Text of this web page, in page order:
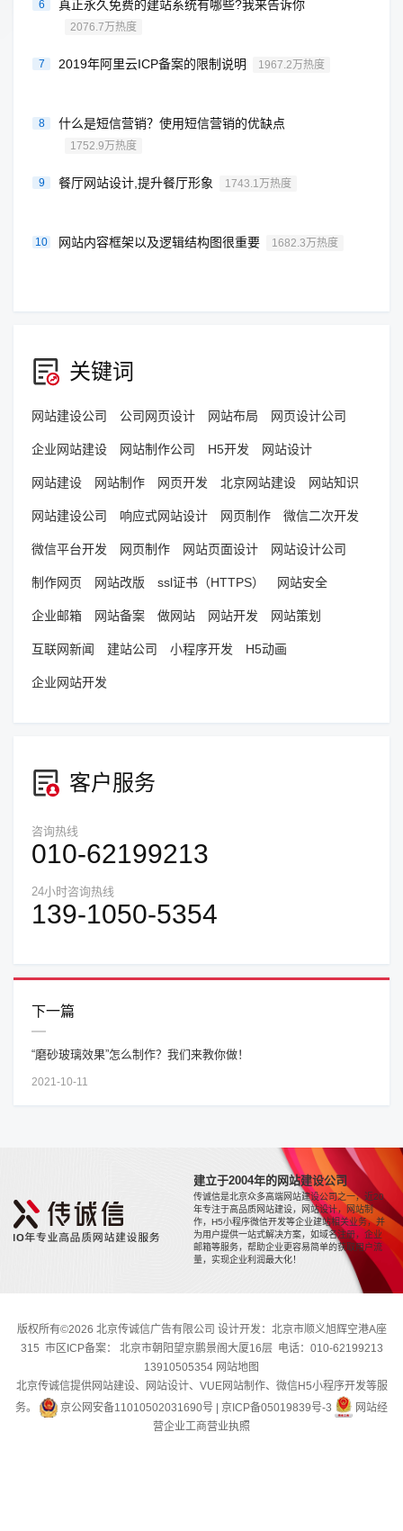
6 真正永久免费的建站系统有哪些?我来告诉你
2076.7万热度
7 2019年阿里云ICP备案的限制说明 1967.2万热度
8 什么是短信营销？使用短信营销的优缺点
1752.9万热度
9 餐厅网站设计,提升餐厅形象 1743.1万热度
10 网站内容框架以及逻辑结构图很重要 1682.3万热度
关键词
网站建设公司 公司网页设计 网站布局 网页设计公司
企业网站建设 网站制作公司 H5开发 网站设计
网站建设 网站制作 网页开发 北京网站建设 网站知识
网站建设公司 响应式网站设计 网页制作 微信二次开发
微信平台开发 网页制作 网站页面设计 网站设计公司
制作网页 网站改版 ssl证书（HTTPS） 网站安全
企业邮箱 网站备案 做网站 网站开发 网站策划
互联网新闻 建站公司 小程序开发 H5动画
企业网站开发
客户服务
咨询热线
010-62199213
24小时咨询热线
139-1050-5354
下一篇
“磨砂玻璃效果”怎么制作？我们来教你做！
2021-10-11
建立于2004年的网站建设公司
传诚信是北京众多高端网站建设公司之一，近20
年专注于高品质网站建设，网站设计，网站制
作，H5小程序微信开发等企业建站相关业务，并
为用户提供一站式解决方案，如域名注册，企业
邮箱等服务，帮助企业更容易简单的获取用户流
量，实现企业利润最大化！
版权所有©2026 北京传诚信广告有限公司 设计开发：北京市顺义旭辉空港A座
315 市区ICP备案： 北京市朝阳望京鹏景阁大厦16层 电话：010-62199213
13910505354 网站地图
北京传诚信提供网站建设、网站设计、VUE网站制作、微信H5小程序开发等服
务。
京公网安备11010502031690号 | 京ICP备05019839号-3
网站经
营企业工商营业执照